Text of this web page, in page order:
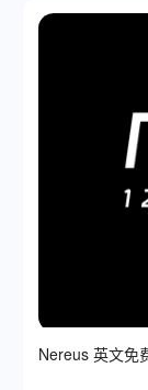
Nereus 英文免